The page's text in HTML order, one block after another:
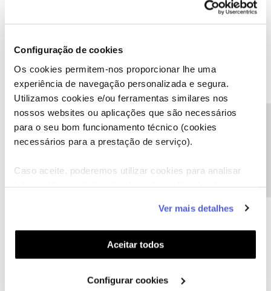
Configuração de cookies
Os cookies permitem-nos proporcionar lhe uma
experiência de navegação personalizada e segura.
Utilizamos cookies e/ou ferramentas similares nos
nossos websites ou aplicações que são necessários
para o seu bom funcionamento técnico (cookies
necessários para a prestação de serviço).
Caso aceite, poderemos utilizar cookies para analisar
funcionalidades (cookies de personalização e
funcionalidade) e adaptar anúncios aos seus interesses
(cookies de publicidade personalizada). Pode gerir a
utilização dos cookies clicando em "Configurar
Ver mais detalhes
Aceitar todos
Configurar cookies
A atcrs Forum|Forum|4 years ago
do router? Siga passo a passo o que está escrito no
Forum|Forum|4 years ago